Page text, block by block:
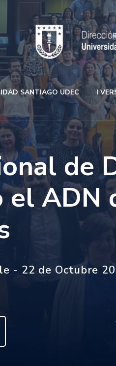
SANTIAGO UDEC I
de
el ADN
- 22 de Octubre